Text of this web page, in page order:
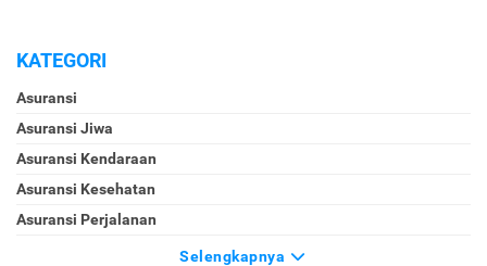
KATEGORI
Asuransi
Asuransi Jiwa
Asuransi Kendaraan
Asuransi Kesehatan
Asuransi Perjalanan
Selengkapnya